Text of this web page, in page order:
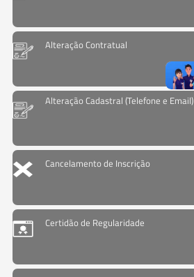
Alteração Contratual
Alteração Cadastral (Telefone e Email)
Cancelamento de Inscrição
Certidão de Regularidade